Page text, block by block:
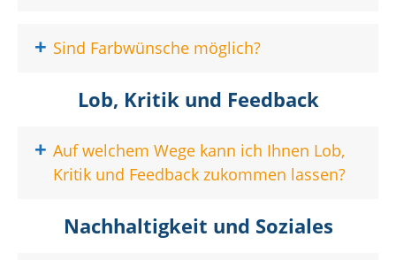
+ Sind Farbwünsche möglich?
Lob, Kritik und Feedback
+ Auf welchem Wege kann ich Ihnen Lob,
Kritik und Feedback zukommen lassen?
Nachhaltigkeit und Soziales